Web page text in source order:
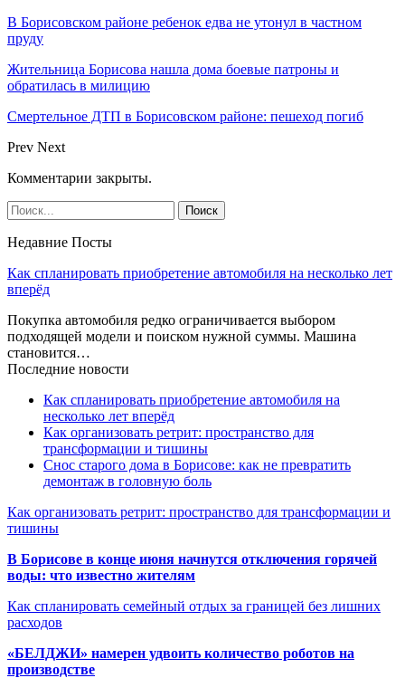
В Борисовском районе ребенок едва не утонул в частном
пруду
Жительница Борисова нашла дома боевые патроны и
обратилась в милицию
Смертельное ДТП в Борисовском районе: пешеход погиб
Prev Next
Комментарии закрыты.
Недавние Посты
Как спланировать приобретение автомобиля на несколько лет
вперёд
Покупка автомобиля редко ограничивается выбором
подходящей модели и поиском нужной суммы. Машина
становится…
Последние новости
Как спланировать приобретение автомобиля на
несколько лет вперёд
Как организовать ретрит: пространство для
трансформации и тишины
Снос старого дома в Борисове: как не превратить
демонтаж в головную боль
Как организовать ретрит: пространство для трансформации и
тишины
В Борисове в конце июня начнутся отключения горячей
воды: что известно жителям
Как спланировать семейный отдых за границей без лишних
расходов
«БЕЛДЖИ» намерен удвоить количество роботов на
производстве